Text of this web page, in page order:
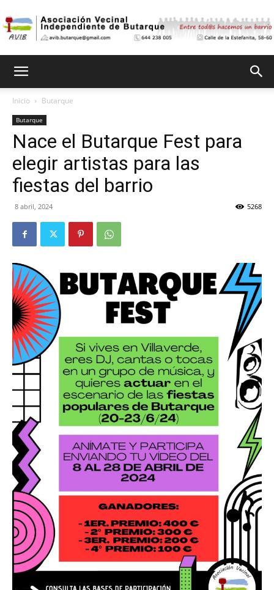
Independiente
Butarque
Inicio Butarque
Butarque
Nace el Butarque Fest para
elegir artistas para las
fiestas del barrio
8 abril, 2024 5268